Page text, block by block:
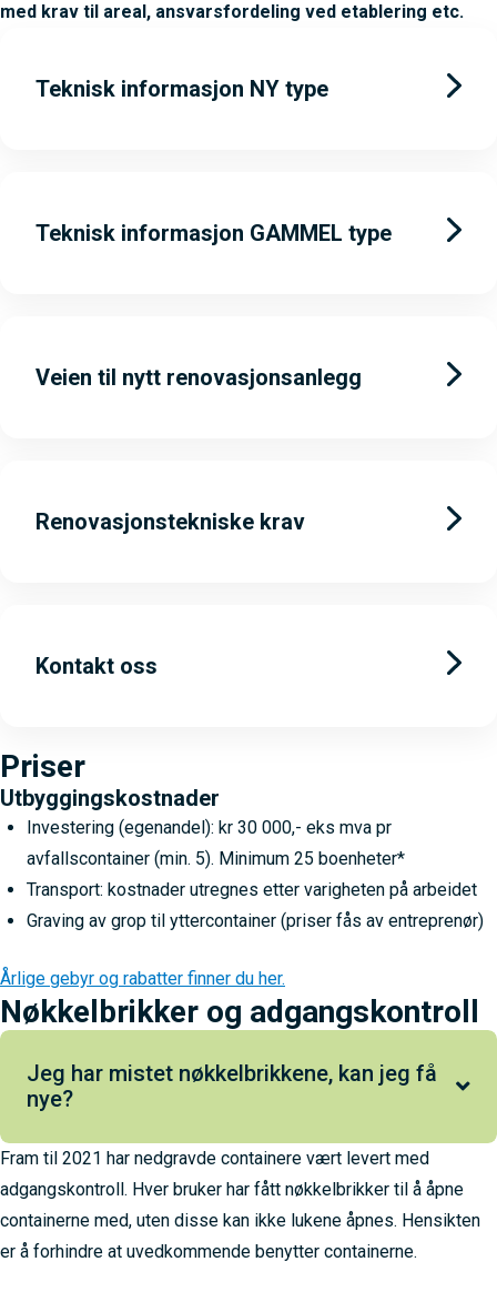
med krav til areal, ansvarsfordeling ved etablering etc.
Teknisk informasjon NY type
Teknisk informasjon GAMMEL type
Veien til nytt renovasjonsanlegg
Renovasjonstekniske krav
Kontakt oss
Priser
Utbyggingskostnader
Investering (egenandel): kr 30 000,- eks mva pr
avfallscontainer (min. 5). Minimum 25 boenheter*
Transport: kostnader utregnes etter varigheten på arbeidet
Graving av grop til yttercontainer (priser fås av entreprenør)
Årlige gebyr og rabatter finner du her.
Nøkkelbrikker og adgangskontroll
Jeg har mistet nøkkelbrikkene, kan jeg få
nye?
Har du mistet en eller begge nøkkelbrikker til nedgrave
containere, kan du bestille nye hos oss for kr 190,- pr par.
De kan kun bestilles i par, og ved bestilling av nye
Fram til 2021 har nedgravde containere vært levert med
adgangskontroll. Hver bruker har fått nøkkelbrikker til å åpne
containerne med, uten disse kan ikke lukene åpnes. Hensikten
er å forhindre at uvedkommende benytter containerne.